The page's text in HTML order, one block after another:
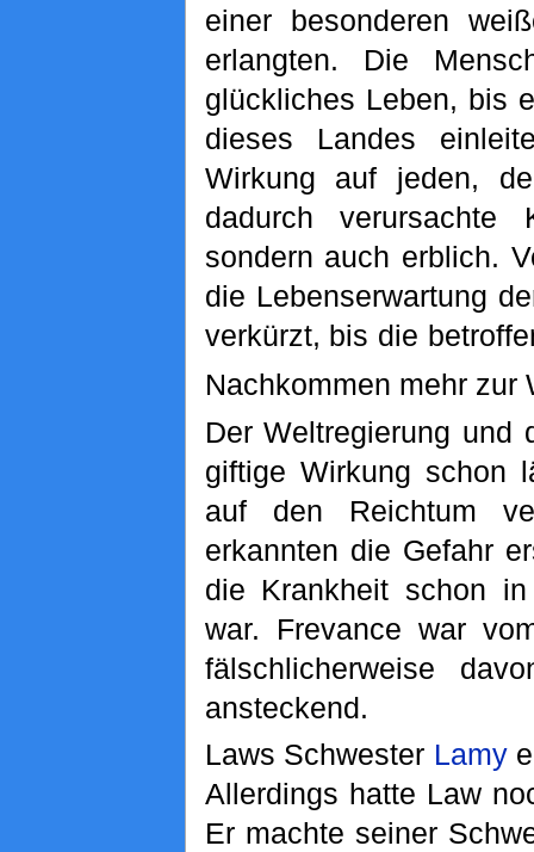
einer besonderen
erlangten. Die
glückliches Leben, bis
dieses Landes
Wirkung auf jeden,
dadurch
sondern auch erblich.
die Lebenserwartung
verkürzt, bis die
Nachkommen mehr zur
Der Weltregierung und
giftige Wirkung schon
auf den Reichtum
erkannten die Gefahr
die Krankheit schon
war. Frevance war
fälschlicherweise
ansteckend.
Laws Schwester Lamy
Allerdings hatte Law
Er machte seiner